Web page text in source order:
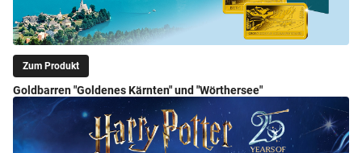
Zum Produkt
Goldbarren "Goldenes Kärnten" und "Wörthersee"